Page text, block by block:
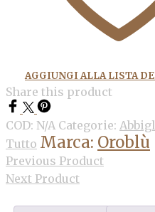
AGGIUNGI ALLA LISTA
Share this product
COD: N/A Categorie:
Tutto Marca: Oroblù
Previous Product
Next Product